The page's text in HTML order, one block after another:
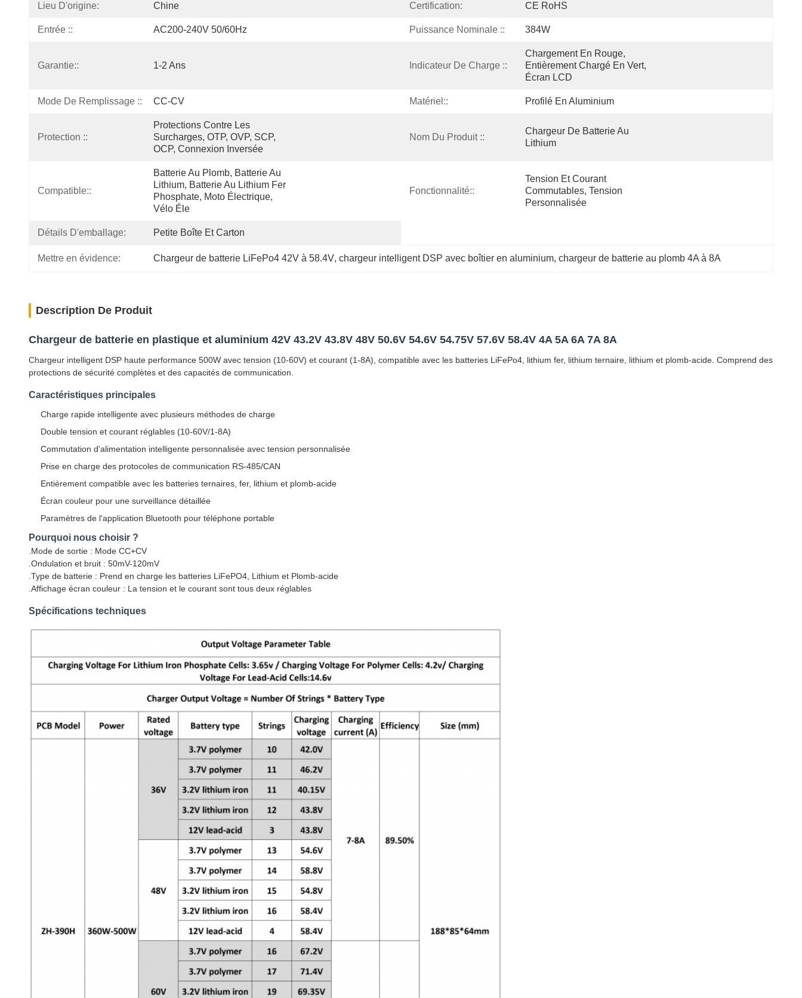
Lieu D'origine: Chine Certification: CE RoHS
Entrée :: AC200-240V 50/60Hz Puissance Nominale :: 384W
Garantie:: 1-2 Ans Indicateur De Charge ::
Chargement En Rouge,
Entièrement Chargé En Vert,
Écran LCD
Mode De Remplissage :: CC-CV Matériel:: Profilé En Aluminium
Protection ::
Protections Contre Les
Surcharges, OTP, OVP, SCP,
OCP, Connexion Inversée
Nom Du Produit ::
Chargeur De Batterie Au
Lithium
Compatible::
Batterie Au Plomb, Batterie Au
Lithium, Batterie Au Lithium Fer
Phosphate, Moto Électrique,
Vélo Éle
Fonctionnalité::
Tension Et Courant
Commutables, Tension
Personnalisée
Détails D'emballage: Petite Boîte Et Carton
Mettre en évidence: Chargeur de batterie LiFePo4 42V à 58.4V, chargeur intelligent DSP avec boîtier en aluminium, chargeur de batterie au plomb 4A à 8A
Description De Produit
Chargeur de batterie en plastique et aluminium 42V 43.2V 43.8V 48V 50.6V 54.6V 54.75V 57.6V 58.4V 4A 5A 6A 7A 8A
Chargeur intelligent DSP haute performance 500W avec tension (10-60V) et courant (1-8A), compatible avec les batteries LiFePo4, lithium fer, lithium ternaire, lithium et plomb-acide. Comprend des
protections de sécurité complètes et des capacités de communication.
Caractéristiques principales
Charge rapide intelligente avec plusieurs méthodes de charge
Double tension et courant réglables (10-60V/1-8A)
Commutation d'alimentation intelligente personnalisée avec tension personnalisée
Prise en charge des protocoles de communication RS-485/CAN
Entièrement compatible avec les batteries ternaires, fer, lithium et plomb-acide
Écran couleur pour une surveillance détaillée
Paramètres de l'application Bluetooth pour téléphone portable
Pourquoi nous choisir ?
.Mode de sortie : Mode CC+CV
.Ondulation et bruit : 50mV-120mV
.Type de batterie : Prend en charge les batteries LiFePO4, Lithium et Plomb-acide
.Affichage écran couleur : La tension et le courant sont tous deux réglables
Spécifications techniques